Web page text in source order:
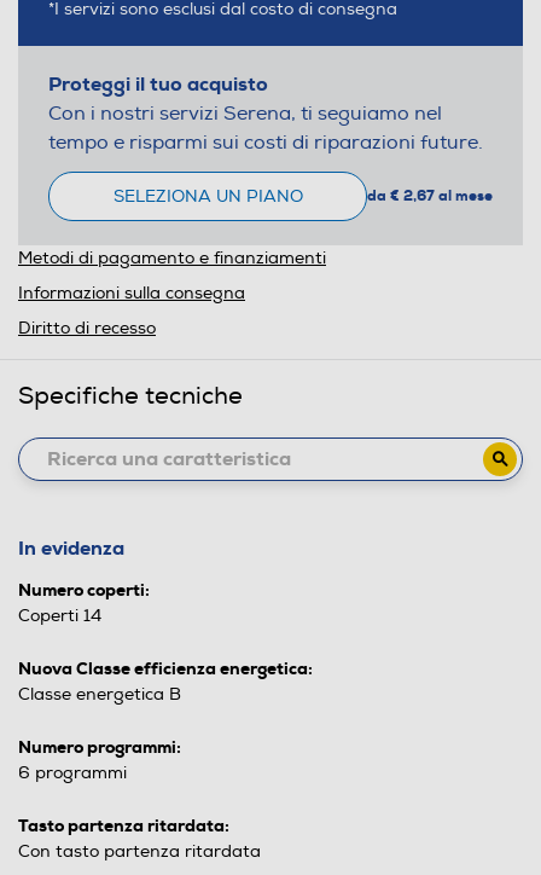
*I servizi sono esclusi dal costo di consegna
Proteggi il tuo acquisto
Con i nostri servizi Serena, ti seguiamo nel
tempo e risparmi sui costi di riparazioni future.
SELEZIONA UN PIANO da € 2,67 al mese
Metodi di pagamento e finanziamenti
Informazioni sulla consegna
Diritto di recesso
Specifiche tecniche
In evidenza
Numero coperti:
Coperti 14
Nuova Classe efficienza energetica:
Classe energetica B
Numero programmi:
6 programmi
Tasto partenza ritardata:
Con tasto partenza ritardata